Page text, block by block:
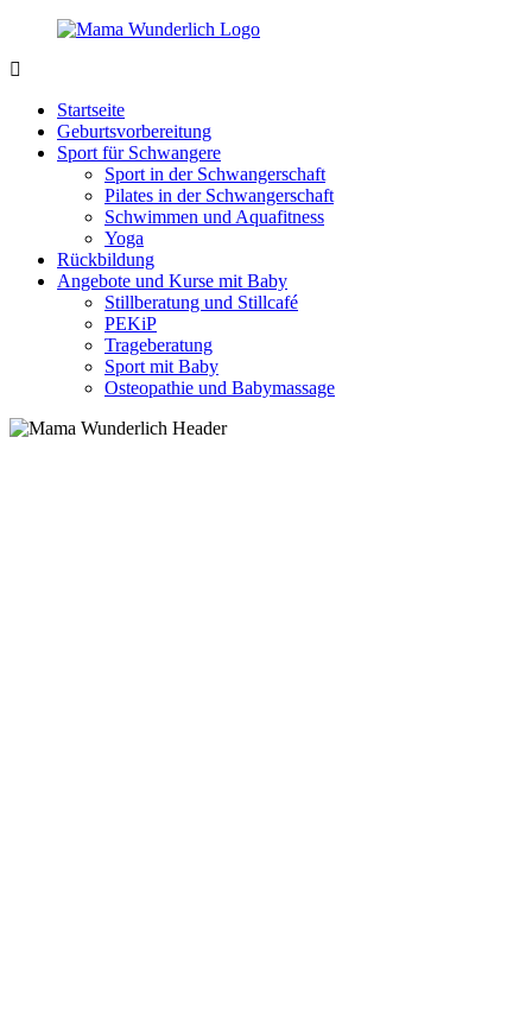
Zurück
Inhalt
sein
wunderbar!
Startseite
Geburtsvorbereitung
Sport für Schwangere
Sport in der Schwangerschaft
Pilates in der Schwangerschaft
Schwimmen und Aquafitness
Yoga
Rückbildung
Angebote und Kurse mit Baby
Stillberatung und Stillcafé
PEKiP
Trageberatung
Sport mit Baby
Osteopathie und Babymassage